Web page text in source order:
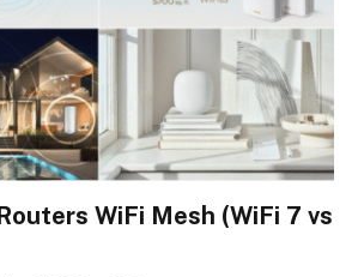
WiFi Mesh (WiFi 7 vs